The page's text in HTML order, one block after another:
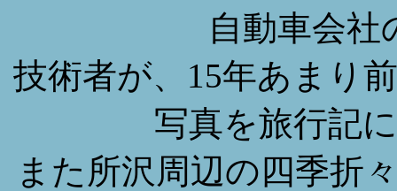
自動車会社
技術者が、15年あまり
写真を旅行記
また所沢周辺の四季折